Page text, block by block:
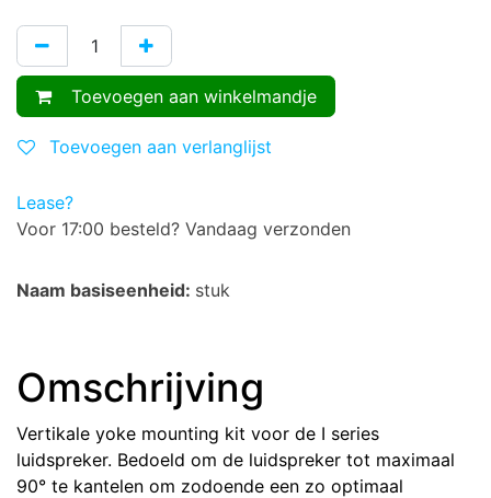
Toevoegen aan winkelmandje
Toevoegen aan verlanglijst
Lease?
Voor 17:00 besteld? Vandaag verzonden
Naam basiseenheid: stuk
Omschrijving
Vertikale yoke mounting kit voor de I series
luidspreker. Bedoeld om de luidspreker tot maximaal
90° te kantelen om zodoende een zo optimaal